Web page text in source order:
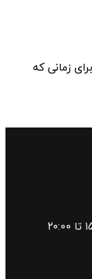
زمانی که